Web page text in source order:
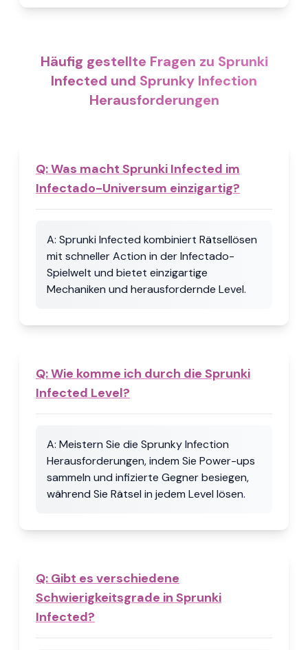
Häufig gestellte Fragen zu Sprunki
Infected und Sprunky Infection
Herausforderungen
Q:Was macht Sprunki Infected im
Infectado-Universum einzigartig?
A: Sprunki Infected kombiniert Rätsellösen
mit schneller Action in der Infectado-
Spielwelt und bietet einzigartige
Mechaniken und herausfordernde Level.
Q:Wie komme ich durch die Sprunki
Infected Level?
A: Meistern Sie die Sprunky Infection
Herausforderungen, indem Sie Power-ups
sammeln und infizierte Gegner besiegen,
während Sie Rätsel in jedem Level lösen.
Q: Gibt es verschiedene
Schwierigkeitsgrade in Sprunki
Infected?